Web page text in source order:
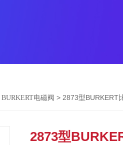
BURKERT电磁阀 > 2873型BURKERT
2873型